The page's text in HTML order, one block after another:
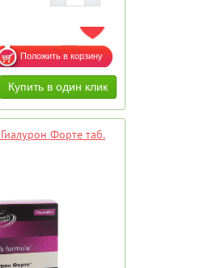
ДОБАВИТЬ В ИЗБРАННОЕ
Форте таб.